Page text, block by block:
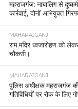
एल्विश यादव: मशहूर
यादव आज लखनऊ में